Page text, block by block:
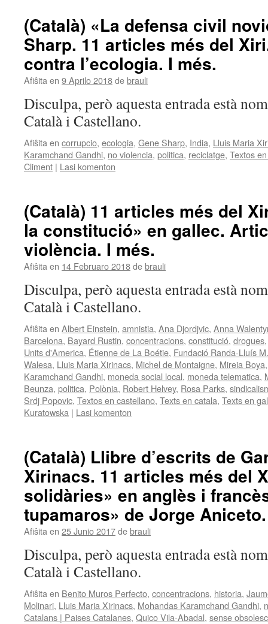
(Català) «La defensa civil
Sharp. 11 articles més del
contra l’ecologia. I més.
Afiŝita en 9 Aprilo 2018debrauli
Disculpa, però aquesta entrada està
Català i Castellano.
Afiŝita en corrupcio, ecologia, Gene Sharp, India, Lluis Maria
Karamchand Gandhi, no violencia, politica, reciclatge, Textos
Climent | Lasi komenton
(Català) 11 articles més del
la constitució» en gallec.
violència. I més.
Afiŝita en 14 Februaro 2018debrauli
Disculpa, però aquesta entrada està
Català i Castellano.
Afiŝita en Albert Einstein, amnistia, Ana Djordjvic, Anna
Barcelona, Bayard Rustin, concentracions, constitució, drogues
Units d'America, Étienne de La Boétie, Fundació Randa-Lluís
Walesa, Lluis Maria Xirinacs, Michel de Montaigne, Mireia Boya
Karamchand Gandhi, moneda social local, moneda telematica,
Beunza, politica, Polònia, Robert Helvey, Rosa Parks,
Srdj Popovic, Textos en castellano, Texts en catala, Texts en
Kuratowska | Lasi komenton
(Català) Llibre d’escrits de
Xirinacs. 11 articles més del
solidàries» en anglès i
tupamaros» de Jorge
Afiŝita en 25 Junio 2017debrauli
Disculpa, però aquesta entrada està
Català i Castellano.
Afiŝita en Benito Muros Perfecto, concentracions, historia,
Molinari, Lluis Maria Xirinacs, Mohandas Karamchand Gandhi,
Catalans | Paises Catalanes, Quico Vila-Abadal, sense